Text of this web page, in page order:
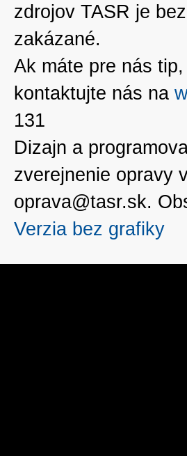
zdrojov TASR je
zakázané.
Ak máte pre nás
kontaktujte nás na
131
Dizajn a
zverejnenie opravy
oprava@tasr.sk.
Verzia bez grafiky